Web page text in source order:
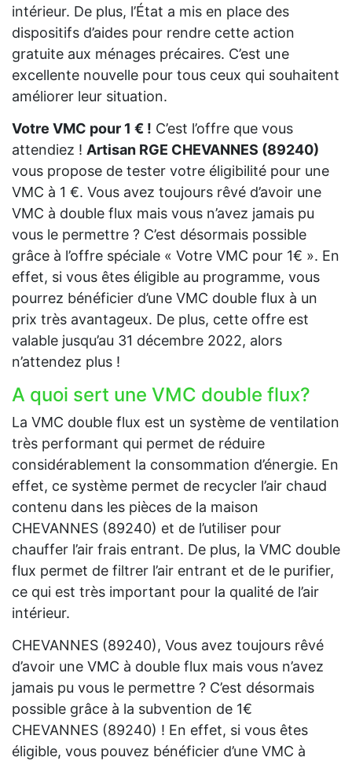
intérieur. De plus, l’État a mis en place des
dispositifs d’aides pour rendre cette action
gratuite aux ménages précaires. C’est une
excellente nouvelle pour tous ceux qui souhaitent
améliorer leur situation.
Votre VMC pour 1 € ! C’est l’offre que vous
attendiez ! Artisan RGE CHEVANNES (89240)
vous propose de tester votre éligibilité pour une
VMC à 1 €. Vous avez toujours rêvé d’avoir une
VMC à double flux mais vous n’avez jamais pu
vous le permettre ? C’est désormais possible
grâce à l’offre spéciale « Votre VMC pour 1€ ». En
effet, si vous êtes éligible au programme, vous
pourrez bénéficier d’une VMC double flux à un
prix très avantageux. De plus, cette offre est
valable jusqu’au 31 décembre 2022, alors
n’attendez plus !
A quoi sert une VMC double flux?
La VMC double flux est un système de ventilation
très performant qui permet de réduire
considérablement la consommation d’énergie. En
effet, ce système permet de recycler l’air chaud
contenu dans les pièces de la maison
CHEVANNES (89240) et de l’utiliser pour
chauffer l’air frais entrant. De plus, la VMC double
flux permet de filtrer l’air entrant et de le purifier,
ce qui est très important pour la qualité de l’air
intérieur.
CHEVANNES (89240), Vous avez toujours rêvé
d’avoir une VMC à double flux mais vous n’avez
jamais pu vous le permettre ? C’est désormais
possible grâce à la subvention de 1€
CHEVANNES (89240) ! En effet, si vous êtes
éligible, vous pouvez bénéficier d’une VMC à